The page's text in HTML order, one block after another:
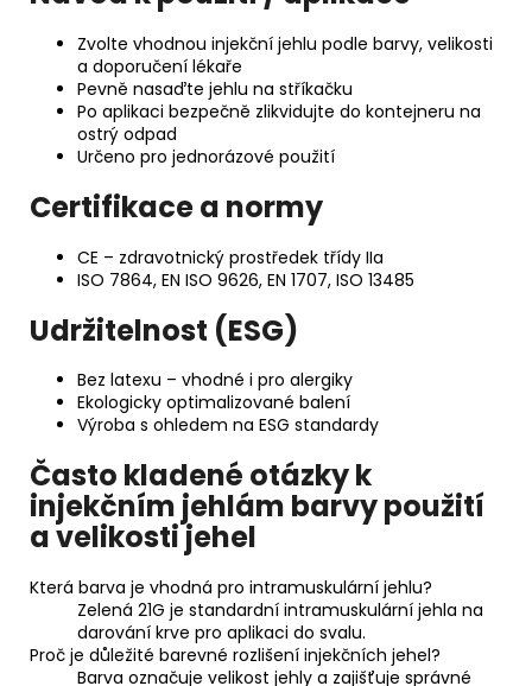
Zvolte vhodnou injekční jehlu podle barvy, velikosti
a doporučení lékaře
Pevně nasaďte jehlu na stříkačku
Po aplikaci bezpečně zlikvidujte do kontejneru na
ostrý odpad
Určeno pro jednorázové použití
Certifikace a normy
CE – zdravotnický prostředek třídy IIa
ISO 7864, EN ISO 9626, EN 1707, ISO 13485
Udržitelnost (ESG)
Bez latexu – vhodné i pro alergiky
Ekologicky optimalizované balení
Výroba s ohledem na ESG standardy
Často kladené otázky k
injekčním jehlám barvy použití
a velikosti jehel
Která barva je vhodná pro intramuskulární jehlu?
Zelená 21G je standardní intramuskulární jehla na
darování krve pro aplikaci do svalu.
Proč je důležité barevné rozlišení injekčních jehel?
Barva označuje velikost jehly a zajišťuje správné